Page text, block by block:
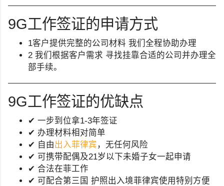
9G工作签证的申请方式
1客户提供完整的公司材料 我们全程协助办理
2 我们根据客户需求 寻找挂靠合适的公司并办理全
部手续。
9G工作签证的优缺点
✔ 一步到位拿1-3年签证
✔ 办理材料相对简单
✔ 自由出入菲律宾 ，无任何风险
✔ 可携带配偶及21岁以下未婚子女一起申请
✔ 合法在菲工作
✔ 可配合第三国 护照出入境菲律宾使用特别方便